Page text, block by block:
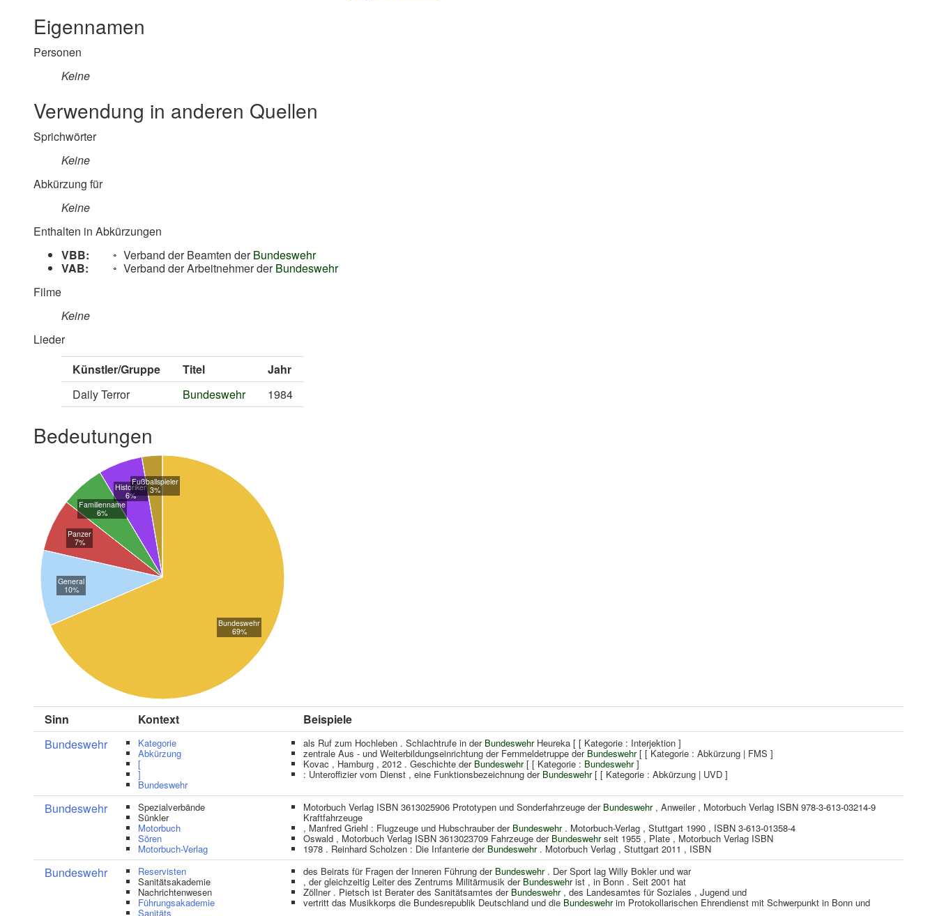
Eigennamen
Personen
Keine
Verwendung in anderen Quellen
Sprichwörter
Keine
Abkürzung für
Keine
Enthalten in Abkürzungen
VBB:
Verband der Beamten derBundeswehr
VAB:
Verband der Arbeitnehmer derBundeswehr
Filme
Keine
Lieder
Künstler/Gruppe
Titel
Jahr
Daily Terror
Bundeswehr 1984
Bedeutungen
Bundeswehr
69%
General
10%
Panzer
7%
Familienname
6%
Historiker
6%
Fußballspieler
3%
Sinn Kontext
Beispiele
Bundeswehr
Kategorie
Abkürzung
[
]
Bundeswehr
als Ruf zum Hochleben . Schlachtrufe in der BundeswehrHeureka [ [ Kategorie : Interjektion ]
zentrale Aus - und Weiterbildungseinrichtung der Fernmeldetruppe der Bundeswehr[ [ Kategorie : Abkürzung | FMS ]
Kovac , Hamburg , 2012 . Geschichte der Bundeswehr[ [ Kategorie : Bundeswehr]
: Unteroffizier vom Dienst , eine Funktionsbezeichnung der Bundeswehr[ [ Kategorie : Abkürzung | UVD ]
Bundeswehr Spezialverbände
Sünkler
Motorbuch
Sören
Motorbuch-Verlag
Motorbuch Verlag ISBN 3613025906 Prototypen und Sonderfahrzeuge der Bundeswehr, Anweiler , Motorbuch Verlag ISBN 978-3-613-03214-9
Kraftfahrzeuge
, Manfred Griehl : Flugzeuge und Hubschrauber der Bundeswehr. Motorbuch-Verlag , Stuttgart 1990 , ISBN 3-613-01358-4
Oswald , Motorbuch Verlag ISBN 3613023709 Fahrzeuge der Bundeswehrseit 1955 , Plate , Motorbuch Verlag ISBN
1978 . Reinhard Scholzen : Die Infanterie der Bundeswehr. Motorbuch Verlag , Stuttgart 2011 , ISBN
Bundeswehr Reservisten
Sanitätsakademie
Nachrichtenwesen
Führungsakademie
Sanitäts
des Beirats für Fragen der Inneren Führung der Bundeswehr. Der Sport lag Willy Bokler und war
, der gleichzeitig Leiter des Zentrums Militärmusik der Bundeswehrist , in Bonn . Seit 2001 hat
Zöllner . Pietsch ist Berater des Sanitätsamtes der Bundeswehr, des Landesamtes für Soziales , Jugend und
vertritt das Musikkorps die Bundesrepublik Deutschland und die Bundeswehrim Protokollarischen Ehrendienst mit Schwerpunkt in Bonn und